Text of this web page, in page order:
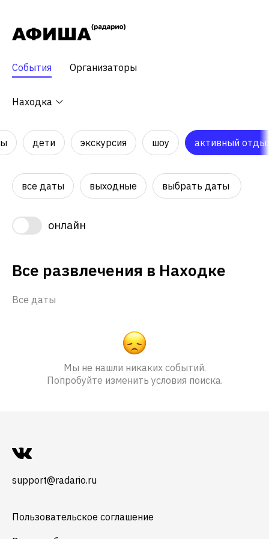
События Организаторы
Находка
дети экскурсия шоу активный
все даты выходные выбрать даты
онлайн
Все развлечения в Находке
Все даты
Мы не нашли никаких событий.
Попробуйте изменить условия поиска.
support@radario.ru
Пользовательское соглашение